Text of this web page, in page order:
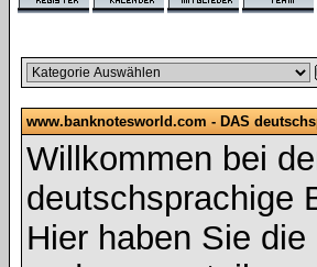
www.banknotesworld.com - DAS
Willkommen bei
deutschsprachige
Hier haben Sie